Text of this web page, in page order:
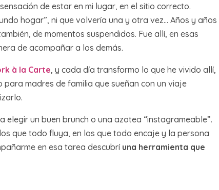
de estar en mi lugar, en el sitio correcto.
hogar”, ni que volvería una y otra vez… Años y años
de momentos suspendidos. Fue allí, en esas
de acompañar a los demás.
à la Carte, y cada día transformo lo que he vivido allí,
madres de familia que sueñan con un viaje
un buen brunch o una azotea “instagrameable”.
que todo fluya, en los que todo encaje y la persona
en esa tarea descubrí una herramienta que